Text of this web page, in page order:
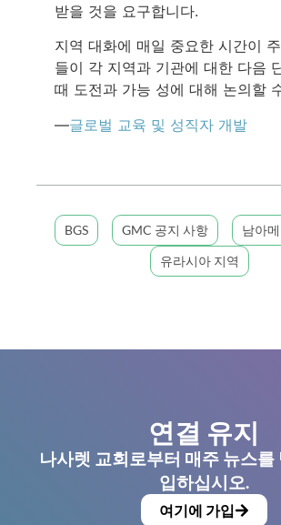
받을 것을 요구합니다.
지역 대화에 매일 중요한 시간이
들이 각 지역과 기관에 대한 다음
때 도전과 가능 성에 대해 논의할
—글로벌 교육 및 성직자 개발
BGS GMC 공지 사항
남아
유라시아 지역
연결 유지
나사렛 교회로부터 매주 뉴스를
입하십시오.
여기에 가입